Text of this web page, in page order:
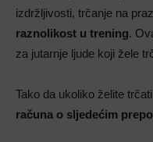
izdržljivosti, trčanje na
raznolikost u trening.
za jutarnje ljude koji žele
Tako da ukoliko želite
računa o sljedećim